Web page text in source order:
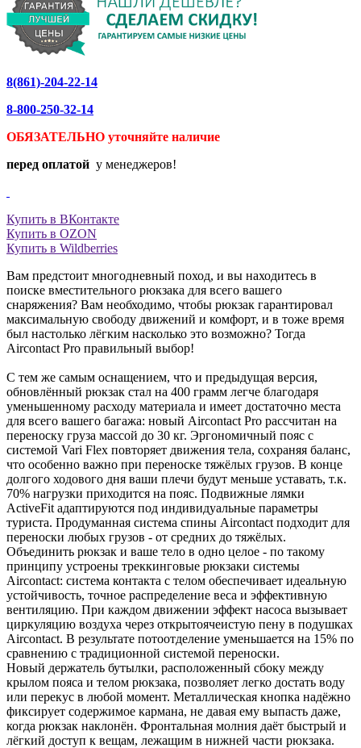
8(861)-204-22-14
8-800-250-32-14
ОБЯЗАТЕЛЬНО уточняйте наличие
перед оплатой у менеджеров!
Купить в ВКонтакте
Купить в OZON
Купить в Wildberries
Вам предстоит многодневный поход, и вы находитесь в
поиске вместительного рюкзака для всего вашего
снаряжения? Вам необходимо, чтобы рюкзак гарантировал
максимальную свободу движений и комфорт, и в тоже время
был настолько лёгким насколько это возможно? Тогда
Aircontact Pro правильный выбор!
С тем же самым оснащением, что и предыдущая версия,
обновлённый рюкзак стал на 400 грамм легче благодаря
уменьшенному расходу материала и имеет достаточно места
для всего вашего багажа: новый Aircontact Pro рассчитан на
переноску груза массой до 30 кг. Эргономичный пояс с
системой Vari Flex повторяет движения тела, сохраняя баланс,
что особенно важно при переноске тяжёлых грузов. В конце
долгого ходового дня ваши плечи будут меньше уставать, т.к.
70% нагрузки приходится на пояс. Подвижные лямки
ActiveFit адаптируются под индивидуальные параметры
туриста. Продуманная система спины Aircontact подходит для
переноски любых грузов - от средних до тяжёлых.
Объединить рюкзак и ваше тело в одно целое - по такому
принципу устроены треккинговые рюкзаки системы
Aircontact: система контакта с телом обеспечивает идеальную
устойчивость, точное распределение веса и эффективную
вентиляцию. При каждом движении эффект насоса вызывает
циркуляцию воздуха через открытоячеистую пену в подушках
Aircontact. В результате потоотделение уменьшается на 15% по
сравнению с традиционной системой переноски.
Новый держатель бутылки, расположенный сбоку между
крылом пояса и телом рюкзака, позволяет легко достать воду
или перекус в любой момент. Металлическая кнопка надёжно
фиксирует содержимое кармана, не давая ему выпасть даже,
когда рюкзак наклонён. Фронтальная молния даёт быстрый и
лёгкий доступ к вещам, лежащим в нижней части рюкзака.